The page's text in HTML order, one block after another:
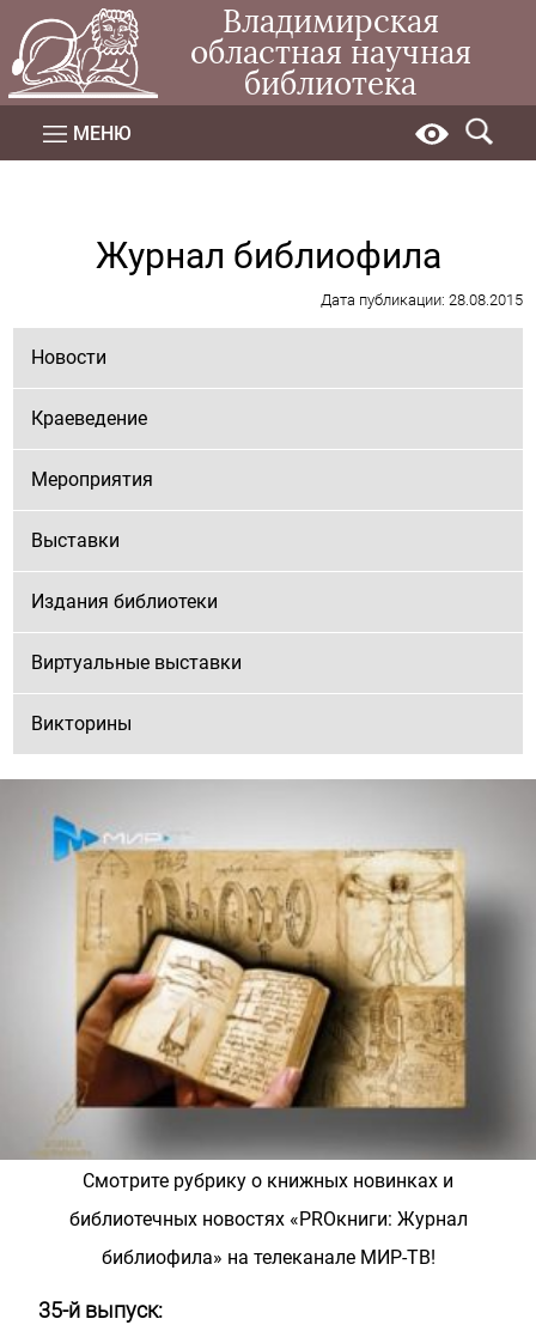
Владимирская
областная научная
библиотека
МЕНЮ
Журнал библиофила
Дата публикации: 28.08.2015
Новости
Краеведение
Мероприятия
Выставки
Издания библиотеки
Виртуальные выставки
Викторины
Смотрите рубрику о книжных новинках и
библиотечных новостях «PROкниги: Журнал
библиофила» на телеканале МИР-ТВ!
35-й выпуск: